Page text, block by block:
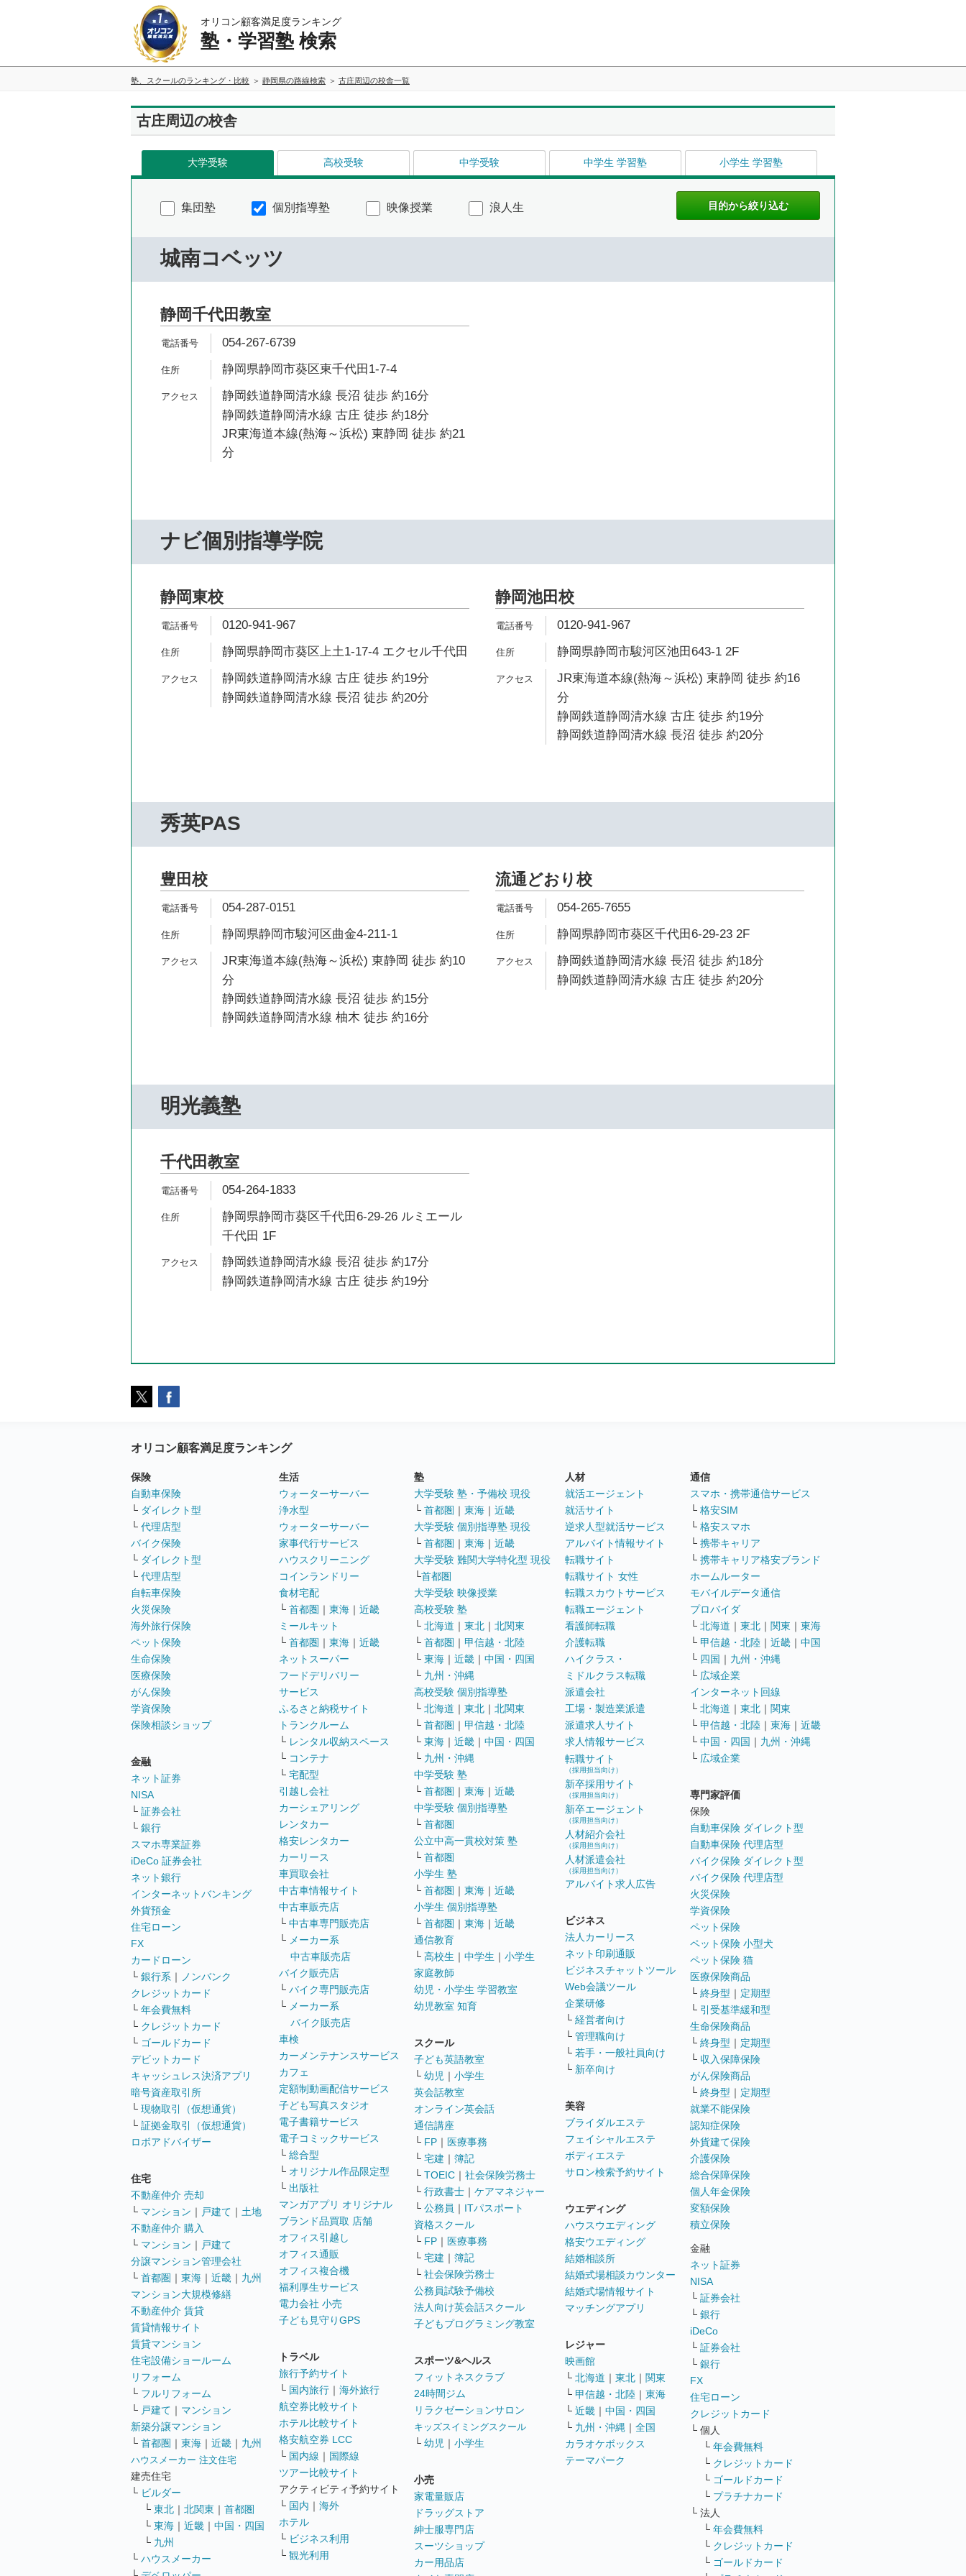
オリコン顧客満足度ランキング
塾・学習塾 検索
塾、スクールのランキング・比較 静岡県の路線検索 古庄周辺の校舎一覧
古庄周辺の校舎
大学受験 高校受験 中学受験 中学生 学習塾 小学生 学習塾
集団塾 個別指導塾 映像授業 浪人生
城南コベッツ
静岡千代田教室
054-267-6739
静岡県静岡市葵区東千代田1-7-4
静岡鉄道静岡清水線 長沼 徒歩 約16分
静岡鉄道静岡清水線 古庄 徒歩 約18分
JR東海道本線(熱海～浜松) 東静岡 徒歩 約21
分
ナビ個別指導学院
静岡東校
0120-941-967
静岡県静岡市葵区上土1-17-4 エクセル千代田
静岡鉄道静岡清水線 古庄 徒歩 約19分
静岡鉄道静岡清水線 長沼 徒歩 約20分
静岡池田校
0120-941-967
静岡県静岡市駿河区池田643-1 2F
JR東海道本線(熱海～浜松) 東静岡 徒歩 約16
分
静岡鉄道静岡清水線 古庄 徒歩 約19分
静岡鉄道静岡清水線 長沼 徒歩 約20分
秀英PAS
豊田校
054-287-0151
静岡県静岡市駿河区曲金4-211-1
JR東海道本線(熱海～浜松) 東静岡 徒歩 約10
分
静岡鉄道静岡清水線 長沼 徒歩 約15分
静岡鉄道静岡清水線 柚木 徒歩 約16分
流通どおり校
054-265-7655
静岡県静岡市葵区千代田6-29-23 2F
静岡鉄道静岡清水線 長沼 徒歩 約18分
静岡鉄道静岡清水線 古庄 徒歩 約20分
明光義塾
千代田教室
054-264-1833
静岡県静岡市葵区千代田6-29-26 ルミエール
千代田 1F
静岡鉄道静岡清水線 長沼 徒歩 約17分
静岡鉄道静岡清水線 古庄 徒歩 約19分
オリコン顧客満足度ランキング
保険
自動車保険
└ ダイレクト型
└ 代理店型
バイク保険
└ ダイレクト型
└ 代理店型
自転車保険
火災保険
海外旅行保険
ペット保険
生命保険
医療保険
がん保険
学資保険
保険相談ショップ
金融
ネット証券
NISA
└ 証券会社
└ 銀行
スマホ専業証券
iDeCo 証券会社
ネット銀行
インターネットバンキング
外貨預金
住宅ローン
FX
カードローン
└ 銀行系 ｜
ノンバンク
クレジットカード
└ 年会費無料
└ クレジットカード
└ ゴールドカード
デビットカード
キャッシュレス決済アプリ
暗号資産取引所
└ 現物取引（仮想通貨）
└ 証拠金取引（仮想通貨）
ロボアドバイザー
住宅
不動産仲介 売却
└ マンション ｜ 戸建て ｜ 土地
不動産仲介 購入
└ マンション ｜ 戸建て
分譲マンション管理会社
└ 首都圏 ｜ 東海 ｜ 近畿 ｜ 九州
マンション大規模修繕
不動産仲介 賃貸
賃貸情報サイト
賃貸マンション
住宅設備ショールーム
リフォーム
└ フルリフォーム
└ 戸建て ｜ マンション
新築分譲マンション
└ 首都圏 ｜ 東海 ｜ 近畿 ｜ 九州
ハウスメーカー 注文住宅
建売住宅
└ ビルダー
└ 東北 ｜ 北関東 ｜ 首都圏
└ 東海 ｜ 近畿 ｜ 中国・四国
└ 九州
└ ハウスメーカー
生活
ウォーターサーバー
浄水型
ウォーターサーバー
家事代行サービス
ハウスクリーニング
コインランドリー
食材宅配
└ 首都圏 ｜ 東海 ｜ 近畿
ミールキット
└ 首都圏 ｜ 東海 ｜ 近畿
ネットスーパー
フードデリバリー
サービス
ふるさと納税サイト
トランクルーム
└ レンタル収納スペース
└ コンテナ
└ 宅配型
引越し会社
カーシェアリング
レンタカー
格安レンタカー
カーリース
車買取会社
中古車情報サイト
中古車販売店
└ 中古車専門販売店
└ メーカー系
中古車販売店
バイク販売店
└ バイク専門販売店
└ メーカー系
バイク販売店
車検
カーメンテナンスサービス
カフェ
定額制動画配信サービス
子ども写真スタジオ
電子書籍サービス
電子コミックサービス
└ 総合型
└ オリジナル作品限定型
└ 出版社
マンガアプリ オリジナル
ブランド品買取 店舗
オフィス引越し
オフィス通販
オフィス複合機
福利厚生サービス
電力会社 小売
子ども見守りGPS
トラベル
旅行予約サイト
└ 国内旅行 ｜ 海外旅行
航空券比較サイト
ホテル比較サイト
格安航空券 LCC
└ 国内線 ｜ 国際線
ツアー比較サイト
アクティビティ予約サイト
└ 国内 ｜ 海外
ホテル
└ ビジネス利用
└ 観光利用
塾
大学受験 塾・予備校 現役
└ 首都圏 ｜ 東海 ｜ 近畿
大学受験 個別指導塾 現役
└ 首都圏 ｜ 東海 ｜ 近畿
大学受験 難関大学特化型 現役
└首都圏
大学受験 映像授業
高校受験 塾
└ 北海道 ｜ 東北 ｜ 北関東
└ 首都圏 ｜ 甲信越・北陸
└ 東海 ｜ 近畿 ｜ 中国・四国
└ 九州・沖縄
高校受験 個別指導塾
└ 北海道 ｜ 東北 ｜ 北関東
└ 首都圏 ｜ 甲信越・北陸
└ 東海 ｜ 近畿 ｜ 中国・四国
└ 九州・沖縄
中学受験 塾
└ 首都圏 ｜ 東海 ｜ 近畿
中学受験 個別指導塾
└ 首都圏
公立中高一貫校対策 塾
└ 首都圏
小学生 塾
└ 首都圏 ｜ 東海 ｜ 近畿
小学生 個別指導塾
└ 首都圏 ｜ 東海 ｜ 近畿
通信教育
└ 高校生 ｜ 中学生 ｜ 小学生
家庭教師
幼児・小学生 学習教室
幼児教室 知育
スクール
子ども英語教室
└ 幼児 ｜ 小学生
英会話教室
オンライン英会話
通信講座
└ FP ｜ 医療事務
└ 宅建 ｜ 簿記
└ TOEIC ｜ 社会保険労務士
└ 行政書士 ｜ ケアマネジャー
└ 公務員 ｜ ITパスポート
資格スクール
└ FP ｜ 医療事務
└ 宅建 ｜ 簿記
└ 社会保険労務士
公務員試験予備校
法人向け英会話スクール
子どもプログラミング教室
スポーツ&ヘルス
フィットネスクラブ
24時間ジム
リラクゼーションサロン
キッズスイミングスクール
└ 幼児 ｜ 小学生
小売
家電量販店
ドラッグストア
紳士服専門店
スーツショップ
カー用品店
人材
就活エージェント
就活サイト
逆求人型就活サービス
アルバイト情報サイト
転職サイト
転職サイト 女性
転職スカウトサービス
転職エージェント
看護師転職
介護転職
ハイクラス・
ミドルクラス転職
派遣会社
工場・製造業派遣
派遣求人サイト
求人情報サービス
転職サイト
（採用担当向け）
新卒採用サイト
（採用担当向け）
新卒エージェント
（採用担当向け）
人材紹介会社
（採用担当向け）
人材派遣会社
（採用担当向け）
アルバイト求人広告
ビジネス
法人カーリース
ネット印刷通販
ビジネスチャットツール
Web会議ツール
企業研修
└ 経営者向け
└ 管理職向け
└ 若手・一般社員向け
└ 新卒向け
美容
ブライダルエステ
フェイシャルエステ
ボディエステ
サロン検索予約サイト
ウエディング
ハウスウエディング
格安ウエディング
結婚相談所
結婚式場相談カウンター
結婚式場情報サイト
マッチングアプリ
レジャー
映画館
└ 北海道 ｜ 東北 ｜ 関東
└ 甲信越・北陸 ｜ 東海
└ 近畿 ｜ 中国・四国
└ 九州・沖縄 ｜ 全国
カラオケボックス
テーマパーク
通信
スマホ・携帯通信サービス
└ 格安SIM
└ 格安スマホ
└ 携帯キャリア
└ 携帯キャリア格安ブランド
ホームルーター
モバイルデータ通信
プロバイダ
└ 北海道 ｜ 東北 ｜ 関東 ｜ 東海
└ 甲信越・北陸 ｜ 近畿 ｜ 中国
└ 四国 ｜ 九州・沖縄
└ 広域企業
インターネット回線
└ 北海道 ｜ 東北 ｜ 関東
└ 甲信越・北陸 ｜ 東海 ｜ 近畿
└ 中国・四国 ｜ 九州・沖縄
└ 広域企業
専門家評価
保険
自動車保険 ダイレクト型
自動車保険 代理店型
バイク保険 ダイレクト型
バイク保険 代理店型
火災保険
学資保険
ペット保険
ペット保険 小型犬
ペット保険 猫
医療保険商品
└ 終身型 ｜ 定期型
└ 引受基準緩和型
生命保険商品
└ 終身型 ｜ 定期型
└ 収入保障保険
がん保険商品
└ 終身型 ｜ 定期型
就業不能保険
認知症保険
外貨建て保険
介護保険
総合保障保険
個人年金保険
変額保険
積立保険
金融
ネット証券
NISA
└ 証券会社
└ 銀行
iDeCo
└ 証券会社
└ 銀行
FX
住宅ローン
クレジットカード
└ 個人
└ 年会費無料
└ クレジットカード
└ ゴールドカード
└ プラチナカード
└ 法人
└ 年会費無料
└ クレジットカード
└ ゴールドカード